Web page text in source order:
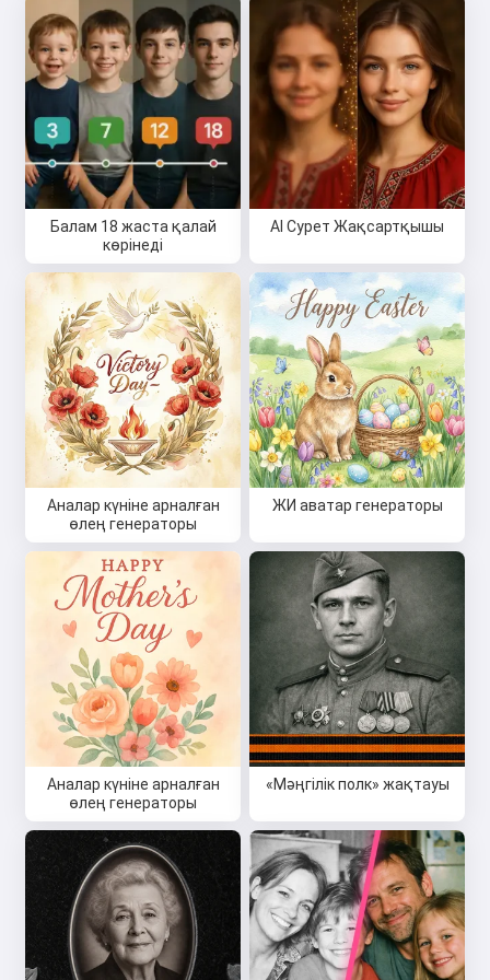
Балам 18 жаста қалай
көрінеді
AI Сурет Жақсартқышы
Аналар күніне арналған
өлең генераторы
ЖИ аватар генераторы
Аналар күніне арналған
өлең генераторы
«Мәңгілік полк» жақтауы